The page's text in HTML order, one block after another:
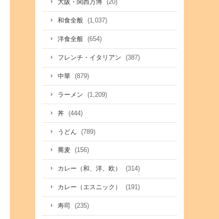
大阪・関西万博 (20)
和食全般 (1,037)
洋食全般 (654)
フレンチ・イタリアン (387)
中華 (879)
ラーメン (1,209)
丼 (444)
うどん (789)
蕎麦 (156)
カレー（和、洋、欧） (314)
カレー（エスニック） (191)
寿司 (235)